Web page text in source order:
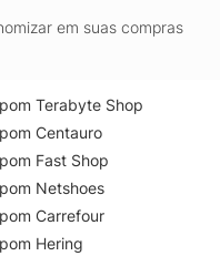
em suas compras
Terabyte Shop
Centauro
Fast Shop
Netshoes
Carrefour
Hering